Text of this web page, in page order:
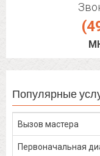
Популярные
Вызов мастера
Первоначальная